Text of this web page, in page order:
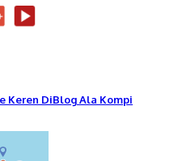
Keren DiBlog Ala Kompi